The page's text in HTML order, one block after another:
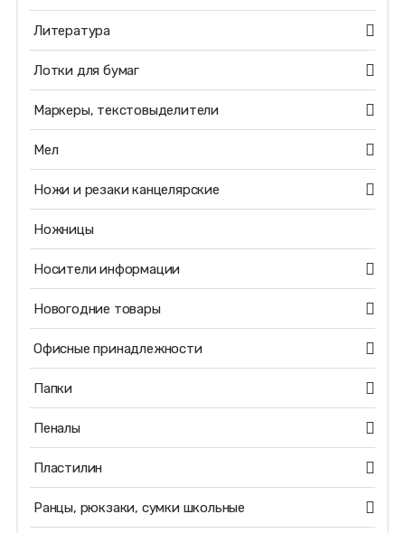
Литература
Лотки для бумаг
Маркеры, текстовыделители
Мел
Ножи и резаки канцелярские
Ножницы
Носители информации
Новогодние товары
Офисные принадлежности
Папки
Пеналы
Пластилин
Ранцы, рюкзаки, сумки школьные